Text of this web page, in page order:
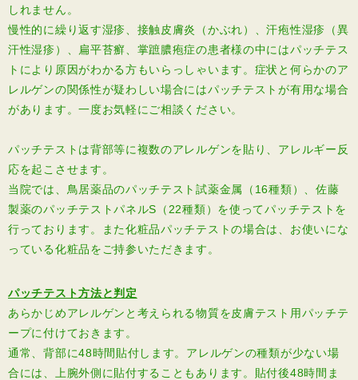
しれません。
慢性的に繰り返す湿疹、接触皮膚炎（かぶれ）、汗疱性湿疹（異
汗性湿疹）、扁平苔癬、掌蹠膿疱症の患者様の中にはパッチテス
トにより原因がわかる方もいらっしゃいます。症状と何らかのア
レルゲンの関係性が疑わしい場合にはパッチテストが有用な場合
があります。一度お気軽にご相談ください。
パッチテストは背部等に複数のアレルゲンを貼り、アレルギー反
応を起こさせます。
当院では、鳥居薬品のパッチテスト試薬金属（16種類）、佐藤
製薬のパッチテストパネルS（22種類）を使ってパッチテストを
行っております。また化粧品パッチテストの場合は、お使いにな
っている化粧品をご持参いただきます。
パッチテスト方法と判定
あらかじめアレルゲンと考えられる物質を皮膚テスト用パッチテ
ープに付けておきます。
通常、背部に48時間貼付します。アレルゲンの種類が少ない場
合には、上腕外側に貼付することもあります。貼付後48時間ま